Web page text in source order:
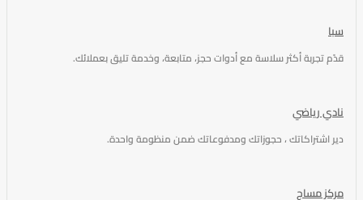
سبا
قدّم تجربة أكثر سلاسة مع أدوات حجز، متابعة، وخدمة تليق بعملائك.
نادي رياضي
دير اشتراكاتك ، حجوزاتك ومدفوعاتك ضمن منظومة واحدة.
مركز مساج